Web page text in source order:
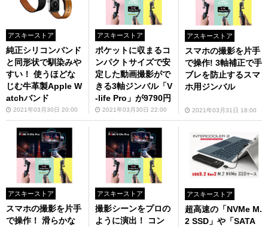
アスキーストア
純正シリコンバンド
と同形状で馴染みや
すい！ 使うほどな
じむ牛革製Apple W
atchバンド
2021年03月30日 20:00
アスキーストア
ポケットに収まるコ
ンパクトサイズで安
定した動画撮影がで
きる3軸ジンバル「V
-life Pro」が9790円
2021年03月30日 22:00
アスキーストア
スマホの撮影を片手
で操作! 3軸補正で手
ブレを防止するスマ
ホ用ジンバル
2021年03月31日 18:00
アスキーストア
スマホの撮影を片手
で操作！ 滑らかな
アスキーストア
撮影シーンをプロの
ように演出！ コン
アスキーストア
超高速の「NVMe M.
2 SSD」や「SATA